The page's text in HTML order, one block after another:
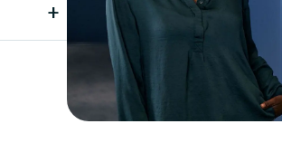
ut
+
en